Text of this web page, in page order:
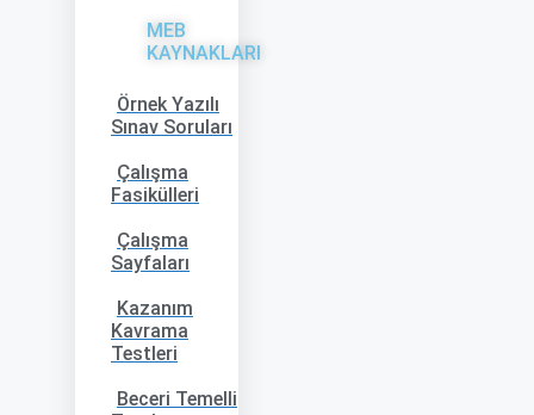
MEB
KAYNAKLARI
Örnek Yazılı
Sınav Soruları
Çalışma
Fasikülleri
Çalışma
Sayfaları
Kazanım
Kavrama
Testleri
Beceri Temelli